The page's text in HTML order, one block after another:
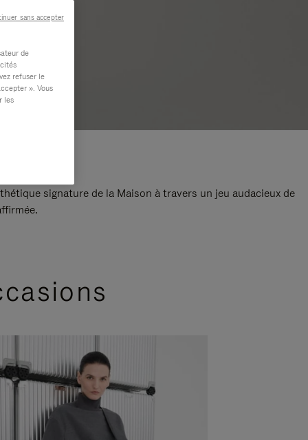
signature de la Maison à travers un jeu audacieux de
de
refuser le
». Vous
les
sans accepter